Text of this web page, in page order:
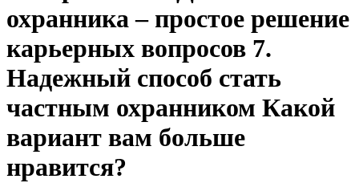
охранника – простое решение
карьерных вопросов 7.
Надежный способ стать
частным охранником Какой
вариант вам больше
нравится?